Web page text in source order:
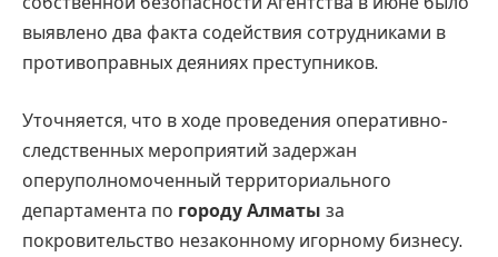
выявлено два факта содействия сотрудниками в
противоправных деяниях преступников.
Уточняется, что в ходе проведения оперативно-
следственных мероприятий задержан
оперуполномоченный территориального
департамента по городу Алматы за
покровительство незаконному игорному бизнесу.